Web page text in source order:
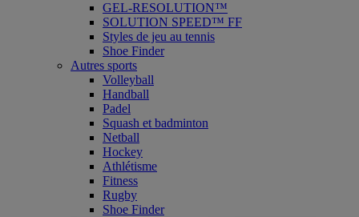
GEL-RESOLUTION™
SOLUTION SPEED™ FF
Styles de jeu au tennis
Shoe Finder
Autres sports
Volleyball
Handball
Padel
Squash et badminton
Netball
Hockey
Athlétisme
Fitness
Rugby
Shoe Finder